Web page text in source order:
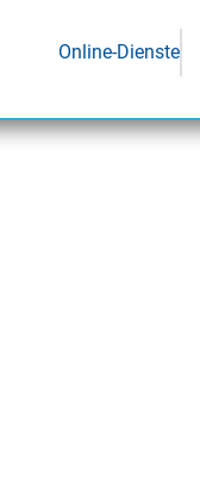
Online-Dienste